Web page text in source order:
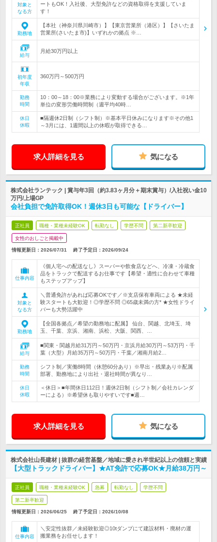
対象と
なる方
ートもOK！入社後、大型免許などの資格取得を支援していま
す！
勤務地
【本社（神奈川県川崎市）】【東京営業所（港区）】【さいたま
営業所(さいたま市)】いずれかの拠点 ※…
給与
月給30万円以上
初年度
年収
360万円～500万円
勤務
時間
10：00～18：00※業務により変動する場合がございます。※1年
単位の変形労働時間制（週平均40時…
休日
休暇
■隔週休2日制（シフト制）※基本平日休みになります※その他1
～3月には、1週間以上の休暇が取得できる…
求人詳細を見る 気になる
株式会社ランテック | 賞与年3回（約3.83ヶ月分＋期末賞与）/入社祝い金10
万円/上場GP
会社負担で免許取得OK！週休3日も可能な【ドライバー】
正社員 職種・業種未経験OK 転勤なし 学歴不問 第二新卒歓迎
女性のおしごと掲載中
情報更新日：2026/07/31 終了予定日： 2026/09/24
仕事内容
《個人宅への配送なし》スーパーや飲食店などへ、冷凍・冷蔵食
品をトラックで配送するお仕事です【希望・適性に合わせて車種
もステップアップ】
対象と
なる方
＼普通免許があれば応募OKです／※支店保有車両による ★未経
験スタートも大歓迎！◎学歴不問 ◎65歳未満の方* ★女性ドライ
バーも大勢活躍中
勤務地
【全国各拠点／希望の勤務地に配属】 仙台、関越、北埼玉、埼
玉、千葉、京浜、湘南、浜松、大阪、関西、…
給与
■関東・関越月給31万円～50万円・京浜月給30万円～53万円・千
葉（大型）月給35万円～50万円・千葉／湘南月給2…
勤務
時間
シフト制／実働8時間（休憩60分あり）※早出・残業あり※配属
部署、勤務地により出社・退社時間が異なり…
休日
休暇
＜休日＞■年間休日112日！週休2日制（シフト制／会社カレンダ
ーによる）※希望休も取りやすいです■週…
求人詳細を見る 気になる
株式会社山長建材 | 抜群の経営基盤／地域に愛され半世紀以上の信頼と実績
【大型トラックドライバー】★AT免許で応募OK★月給38万円～
正社員 職種・業種未経験OK 急募 転勤なし 学歴不問
第二新卒歓迎
情報更新日：2026/06/25 終了予定日： 2026/10/08
仕事内容
＼安定性抜群／未経験歓迎◎10tダンプにて建設材料・廃材の運
搬業務をお任せします！